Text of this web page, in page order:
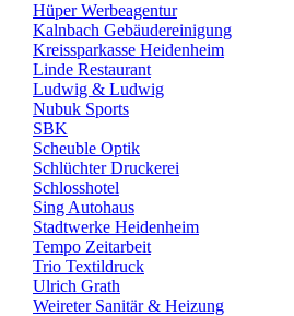
Hüper Werbeagentur
Kalnbach Gebäudereinigung
Kreissparkasse Heidenheim
Linde Restaurant
Ludwig & Ludwig
Nubuk Sports
SBK
Scheuble Optik
Schlüchter Druckerei
Schlosshotel
Sing Autohaus
Stadtwerke Heidenheim
Tempo Zeitarbeit
Trio Textildruck
Ulrich Grath
Weireter Sanitär & Heizung